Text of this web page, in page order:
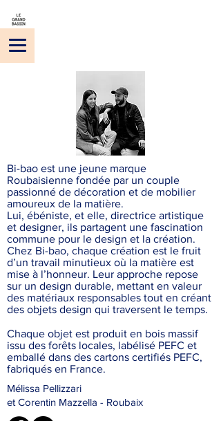
Bi-bao est une jeune marque
Roubaisienne fondée par un couple
passionné de décoration et de mobilier
amoureux de la matière.
Lui, ébéniste, et elle, directrice artistique
et designer, ils partagent une fascination
commune pour le design et la création.
Chez Bi-bao, chaque création est le fruit
d’un travail minutieux où la matière est
mise à l’honneur. Leur approche repose
sur un design durable, mettant en valeur
des matériaux responsables tout en créant
des objets design qui traversent le temps.
Chaque objet est produit en bois massif
issu des forêts locales, labélisé PEFC et
emballé dans des cartons certifiés PEFC,
fabriqués en France.
Mélissa Pellizzari
et Corentin Mazzella - Roubaix